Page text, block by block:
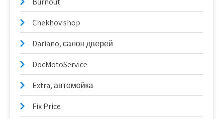
Chekhov shop
Dariano, салон дверей
DocMotoService
Extra, автомойка
Fix Price